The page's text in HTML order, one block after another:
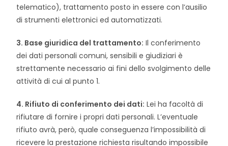
telematico), trattamento posto in essere con l’ausilio
di strumenti elettronici ed automatizzati.
3. Base giuridica del trattamento: Il conferimento
dei dati personali comuni, sensibili e giudiziari è
strettamente necessario ai fini dello svolgimento delle
attività di cui al punto 1.
4. Rifiuto di conferimento dei dati: Lei ha facoltà di
rifiutare di fornire i propri dati personali. L’eventuale
rifiuto avrà, però, quale conseguenza l’impossibilità di
ricevere la prestazione richiesta risultando impossibile